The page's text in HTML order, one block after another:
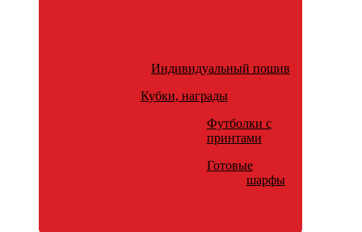
Индивидуальный пошив
Кубки, награды
Футболки с
принтами
Готовые
шарфы